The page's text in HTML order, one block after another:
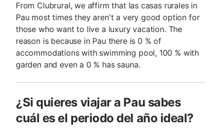
From Clubrural, we affirm that las casas rurales in
Pau most times they aren't a very good option for
those who want to live a luxury vacation. The
reason is because in Pau there is 0 % of
accommodations with swimming pool, 100 % with
garden and even a 0 % has sauna.
¿Si quieres viajar a Pau sabes
cuál es el periodo del año ideal?